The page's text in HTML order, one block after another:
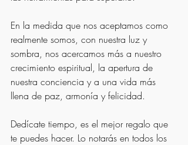
En la medida que nos aceptamos como
realmente somos, con nuestra luz y
sombra, nos acercamos más a nuestro
crecimiento espiritual, la apertura de
nuestra conciencia y a una vida más
llena de paz, armonía y felicidad.
Dedícate tiempo, es el mejor regalo que
te puedes hacer. Lo notarás en todos los